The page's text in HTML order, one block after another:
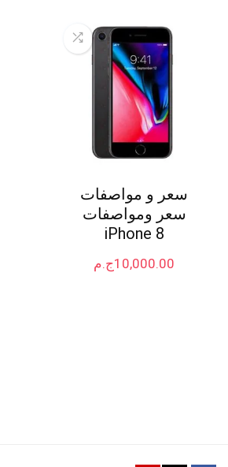
سعر و مواصفات
سعر ومواصفات
iPhone 8
ج.م10,000.00